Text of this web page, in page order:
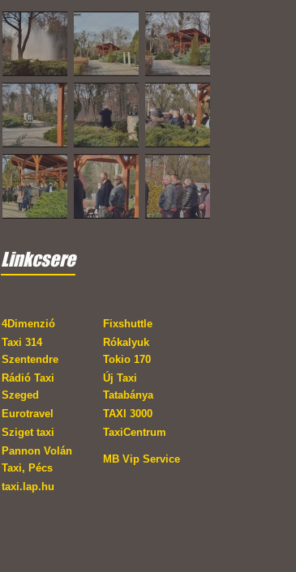
Linkcsere
4Dimenzió
Fixshuttle
Taxi 314
Szentendre
Rókalyuk
Tokio 170
Rádió Taxi
Szeged
Új Taxi
Tatabánya
Eurotravel
TAXI 3000
Sziget taxi
TaxiCentrum
Pannon Volán
Taxi, Pécs
MB Vip Service
taxi.lap.hu